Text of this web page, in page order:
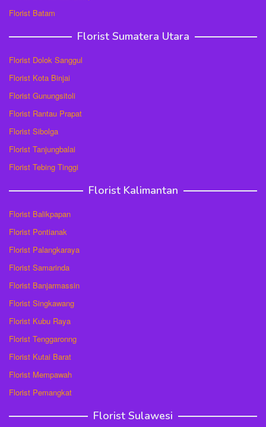
Florist Batam
Florist Sumatera Utara
Florist Dolok Sanggul
Florist Kota Binjai
Florist Gunungsitoli
Florist Rantau Prapat
Florist Sibolga
Florist Tanjungbalai
Florist Tebing Tinggi
Florist Kalimantan
Florist Balikpapan
Florist Pontianak
Florist Palangkaraya
Florist Samarinda
Florist Banjarmassin
Florist Singkawang
Florist Kubu Raya
Florist Tenggaronng
Florist Kutai Barat
Florist Mempawah
Florist Pemangkat
Florist Sulawesi